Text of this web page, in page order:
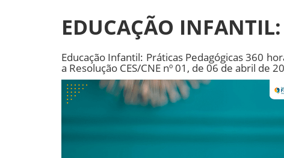
EDUCAÇÃO
Educação Infantil: Práticas Pedagógicas 360
a Resolução CES/CNE nº 01, de 06 de abril de